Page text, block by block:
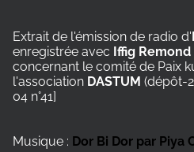
Extrait de l'émission de radio d'
enregistrée avec Iffig Remond
concernant le comité de Paix
l'association DASTUM (dépôt-
04 n°41]
Musique : Dor Bi Dor par Piya